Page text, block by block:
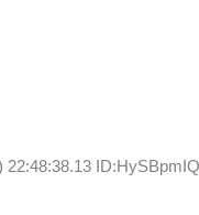
22:48:38.13